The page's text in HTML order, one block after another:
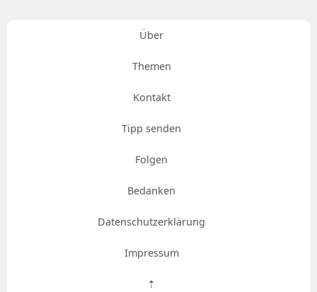
Über
Themen
Kontakt
Tipp senden
Folgen
Bedanken
Datenschutzerklärung
Impressum
⇡